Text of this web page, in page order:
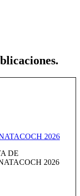
2026
DE
2026